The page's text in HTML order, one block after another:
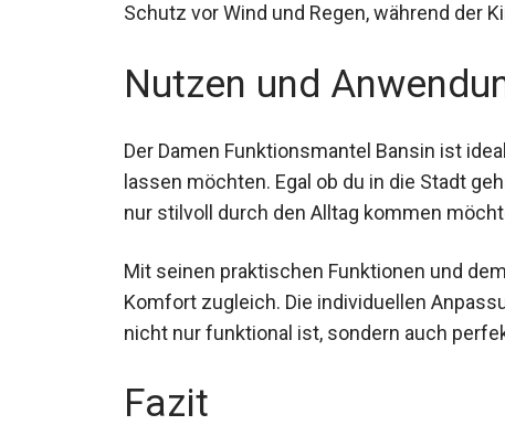
Schutz vor Wind und Regen, während der
Nutzen und
Der Damen Funktionsmantel Bansin ist
lassen möchten. Egal ob du in die Stadt
nur stilvoll durch den Alltag kommen
Mit seinen praktischen Funktionen und
Komfort zugleich. Die individuellen
nicht nur funktional ist, sondern auch
Fazit